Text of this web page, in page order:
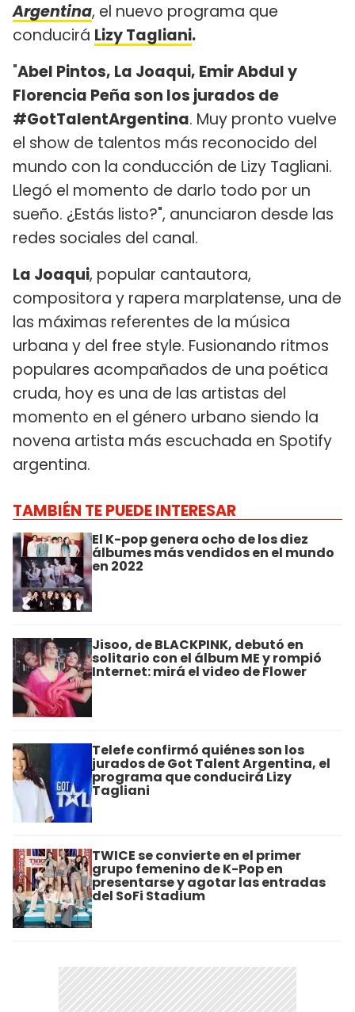
Argentina, el nuevo programa que
conducirá Lizy Tagliani.
"Abel Pintos, La Joaqui, Emir Abdul y
Florencia Peña son los jurados de
#GotTalentArgentina. Muy pronto vuelve
el show de talentos más reconocido del
mundo con la conducción de Lizy Tagliani.
Llegó el momento de darlo todo por un
sueño. ¿Estás listo?", anunciaron desde las
redes sociales del canal.
La Joaqui, popular cantautora,
compositora y rapera marplatense, una de
las máximas referentes de la música
urbana y del free style. Fusionando ritmos
populares acompañados de una poética
cruda, hoy es una de las artistas del
momento en el género urbano siendo la
novena artista más escuchada en Spotify
argentina.
TAMBIÉN TE PUEDE INTERESAR
El K-pop genera ocho de los diez
álbumes más vendidos en el mundo
en 2022
Jisoo, de BLACKPINK, debutó en
solitario con el álbum ME y rompió
Internet: mirá el video de Flower
Telefe confirmó quiénes son los
jurados de Got Talent Argentina, el
programa que conducirá Lizy
Tagliani
TWICE se convierte en el primer
grupo femenino de K-Pop en
presentarse y agotar las entradas
del SoFi Stadium